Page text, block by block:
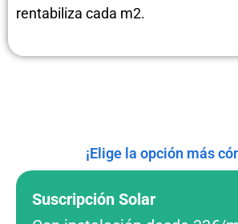
rentabiliza cada m2.
¡Elige la opción más
Suscripción Solar